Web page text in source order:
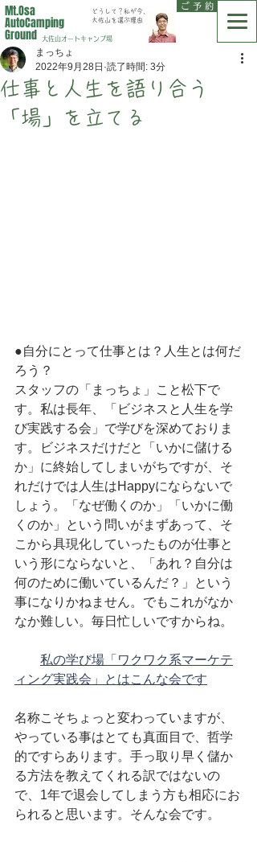
大佐山オートキャンプ場
ご 予 約
Mt.Osa
AutoCamping
Ground
どうして？私が今、
大佐山を選ぶ理由
仕事と人生を語り合う
「場」を立てる
まっちょ
2022年9月28日 読了時間: 3分
●自分にとって仕事とは？人生とは何だ
ろう？
スタッフの「まっちょ」こと松下で
す。私は長年、「ビジネスと人生を学
び実践する会」で学びを深めておりま
す。ビジネスだけだと「いかに儲ける
か」に終始してしまいがちですが、そ
れだけでは人生はHappyにならないで
しょう。「なぜ働くのか」「いかに働
くのか」という問いがまずあって、そ
こから具現化していったものが仕事と
いう形にならないと、「あれ？自分は
何のために働いているんだ？」という
事になりかねません。でもこれがなか
なか難しい。毎日忙しいですからね。
私の学び場「ワクワク系マーケテ
ィング実践会」とはこんな会です
名称こそちょっと変わっていますが、
やっている事はとても真面目で、哲学
的ですらあります。手っ取り早く儲か
る方法を教えてくれる訳ではないの
で、1年で退会してしまう方も相応にお
られると思います。そんな会です。